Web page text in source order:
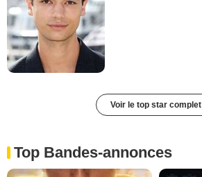
Voir le top star complet
Top Bandes-annonces